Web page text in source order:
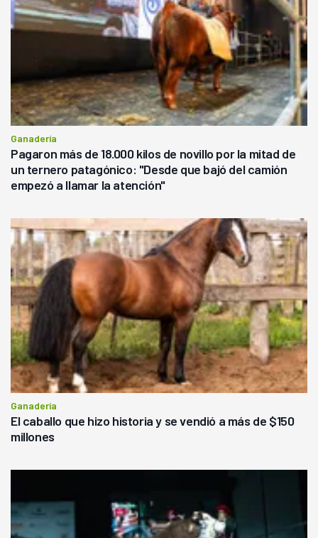
Ganadería
Pagaron más de 18.000 kilos de novillo por la mitad de
un ternero patagónico: "Desde que bajó del camión
empezó a llamar la atención"
Ganadería
El caballo que hizo historia y se vendió a más de $150
millones